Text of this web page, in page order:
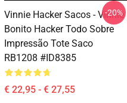
Vinnie Hacker Sacos - Vinnie
Bonito Hacker Todo Sobre
Impressão Tote Saco
RB1208 #ID8385
€ 22,95 - € 27,55
-20%